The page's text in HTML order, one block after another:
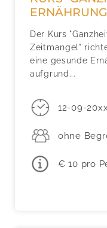
Der Kurs
Zeitmangel"
eine gesunde
aufgrund...
12-09-
ohne
€ 10 pro